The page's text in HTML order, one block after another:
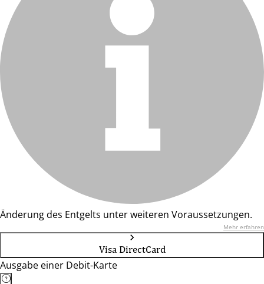
Änderung des Entgelts unter weiteren Voraussetzungen.
Mehr erfahren
Visa DirectCard
Ausgabe einer Debit-Karte